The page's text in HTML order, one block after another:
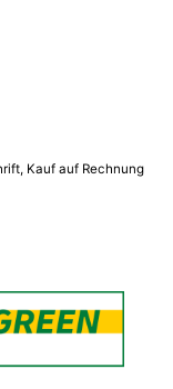
Kauf auf Rechnung